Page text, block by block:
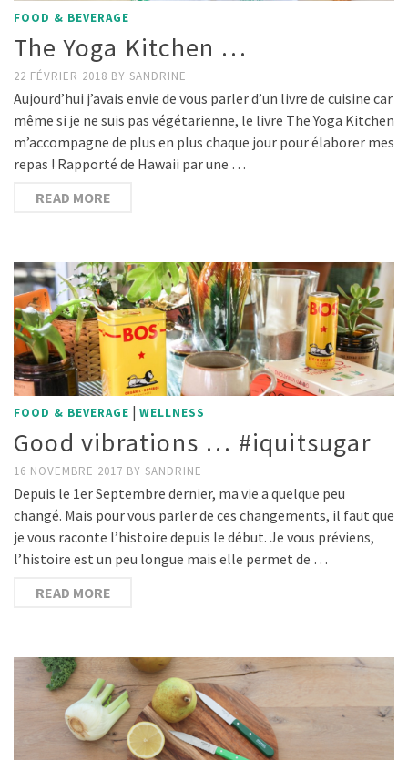
FOOD & BEVERAGE
The Yoga Kitchen …
22 FÉVRIER 2018 BY SANDRINE
Aujourd’hui j’avais envie de vous parler d’un livre de cuisine car
même si je ne suis pas végétarienne, le livre The Yoga Kitchen
m’accompagne de plus en plus chaque jour pour élaborer mes
repas ! Rapporté de Hawaii par une …
READ MORE
FOOD & BEVERAGE | WELLNESS
Good vibrations … #iquitsugar
16 NOVEMBRE 2017 BY SANDRINE
Depuis le 1er Septembre dernier, ma vie a quelque peu
changé. Mais pour vous parler de ces changements, il faut que
je vous raconte l’histoire depuis le début. Je vous préviens,
l’histoire est un peu longue mais elle permet de …
READ MORE